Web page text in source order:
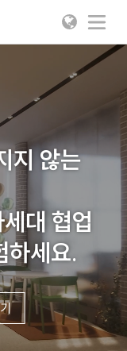
지 않는
대 협업
하세요.